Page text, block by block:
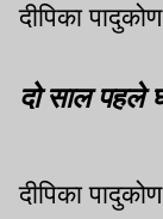
दीपिका
दो साल पहले
दीपिका